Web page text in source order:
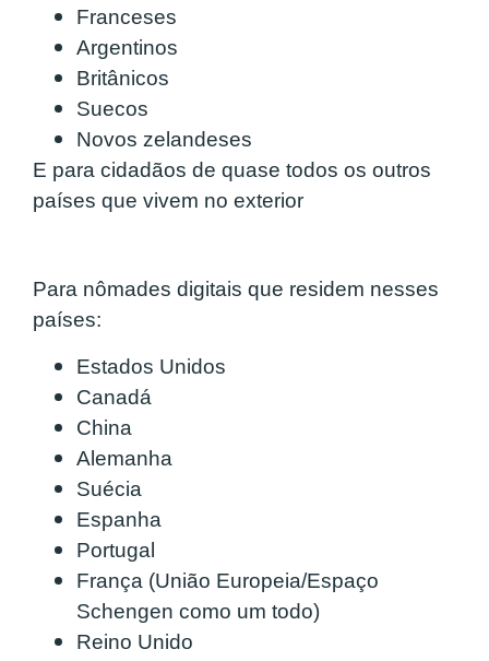
Franceses
Argentinos
Britânicos
Suecos
Novos zelandeses
E para cidadãos de quase todos os outros
países que vivem no exterior
Para nômades digitais que residem nesses
países:
Estados Unidos
Canadá
China
Alemanha
Suécia
Espanha
Portugal
França (União Europeia/Espaço
Schengen como um todo)
Reino Unido